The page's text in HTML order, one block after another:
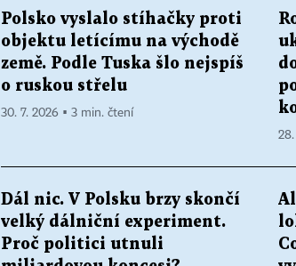
Polsko vyslalo stíhačky proti
objektu letícímu na východě
země. Podle Tuska šlo nejspíš
o ruskou střelu
30. 7. 2026 ▪ 3 min. čtení
Dál nic. V Polsku brzy skončí
velký dálniční experiment.
Proč politici utnuli